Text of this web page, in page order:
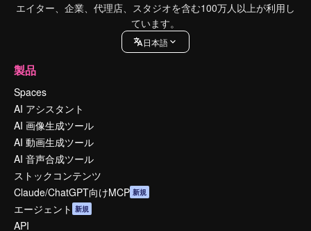
エイター、企業、代理店、スタジオを含む100万人以上が利用し
ています。
日本語
製品
Spaces
AI アシスタント
AI 画像生成ツール
AI 動画生成ツール
AI 音声合成ツール
ストックコンテンツ
Claude/ChatGPT向けMCP 新規
エージェント 新規
API